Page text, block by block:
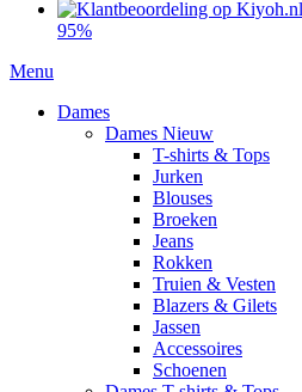
95%
Menu
Dames
Dames Nieuw
T-shirts & Tops
Jurken
Blouses
Broeken
Jeans
Rokken
Truien & Vesten
Blazers & Gilets
Jassen
Accessoires
Schoenen